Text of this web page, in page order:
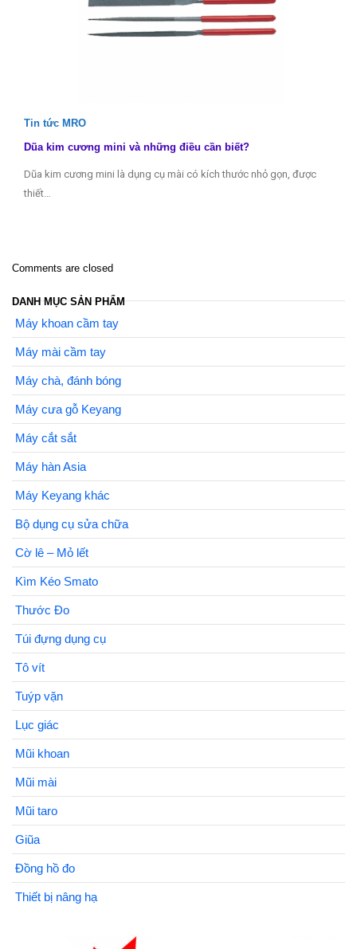
Tin tức MRO
Dũa kim cương mini và những điều cần biết?
Dũa kim cương mini là dụng cụ mài có kích thước nhỏ gọn, được
thiết…
Comments are closed
DANH MỤC SẢN PHẨM
Máy khoan cầm tay
Máy mài cầm tay
Máy chà, đánh bóng
Máy cưa gỗ Keyang
Máy cắt sắt
Máy hàn Asia
Máy Keyang khác
Bộ dụng cụ sửa chữa
Cờ lê – Mỏ lết
Kìm Kéo Smato
Thước Đo
Túi đựng dụng cụ
Tô vít
Tuýp vặn
Lục giác
Mũi khoan
Mũi mài
Mũi taro
Giũa
Đồng hồ đo
Thiết bị nâng hạ